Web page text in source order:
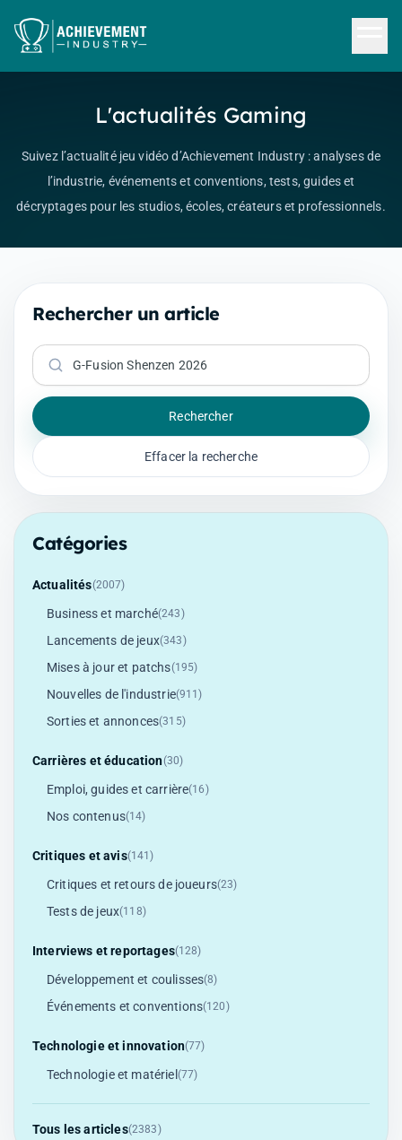
L'actualités Gaming
Suivez l’actualité jeu vidéo d’Achievement Industry : analyses de
l’industrie, événements et conventions, tests, guides et
décryptages pour les studios, écoles, créateurs et professionnels.
Rechercher un article
Rechercher un article par mot-clé
Rechercher
Effacer la recherche
Catégories
Actualités(2007)
Business et marché(243)
Lancements de jeux(343)
Mises à jour et patchs(195)
Nouvelles de l'industrie(911)
Sorties et annonces(315)
Carrières et éducation(30)
Emploi, guides et carrière(16)
Nos contenus(14)
Critiques et avis(141)
Critiques et retours de joueurs(23)
Tests de jeux(118)
Interviews et reportages(128)
Développement et coulisses(8)
Événements et conventions(120)
Technologie et innovation(77)
Technologie et matériel (77)
Tous les articles(2383)